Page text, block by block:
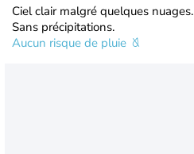
Ciel clair malgré quelques nuages.
Sans précipitations.
Aucun risque de pluie